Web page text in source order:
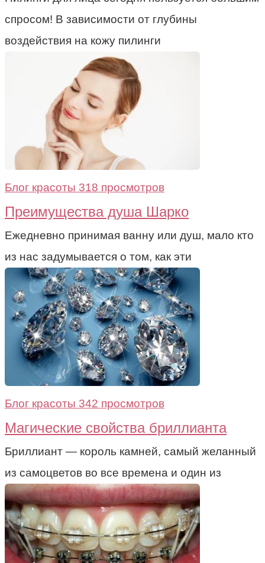
спросом! В зависимости от глубины
воздействия на кожу пилинги
Блог красоты 318 просмотров
Преимущества душа Шарко
Ежедневно принимая ванну или душ, мало кто
из нас задумывается о том, как эти
Блог красоты 342 просмотров
Магические свойства бриллианта
Бриллиант — король камней, самый желанный
из самоцветов во все времена и один из